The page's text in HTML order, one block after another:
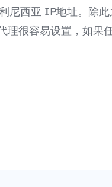
尼西亚 IP地址。除
很容易设置，如果